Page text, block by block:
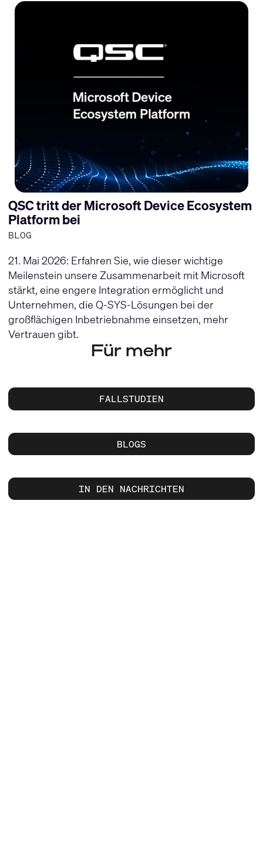
QSC tritt der Microsoft Device Ecosystem
Platform bei
BLOG
21. Mai 2026: Erfahren Sie, wie dieser wichtige
Meilenstein unsere Zusammenarbeit mit Microsoft
stärkt, eine engere Integration ermöglicht und
Unternehmen, die Q-SYS-Lösungen bei der
großflächigen Inbetriebnahme einsetzen, mehr
Vertrauen gibt.
Für mehr
FALLSTUDIEN
BLOGS
IN DEN NACHRICHTEN